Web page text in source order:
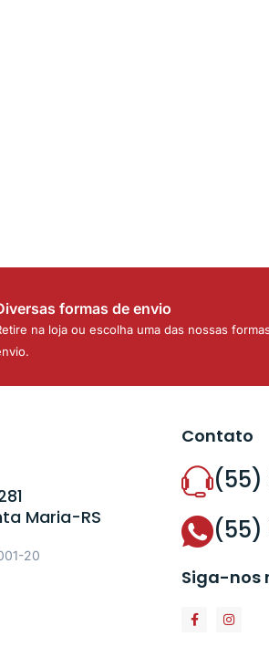
formas de envio
na loja ou escolha uma das nossas
Maria-RS
20
Contato
(55)
(55)
Siga-nos